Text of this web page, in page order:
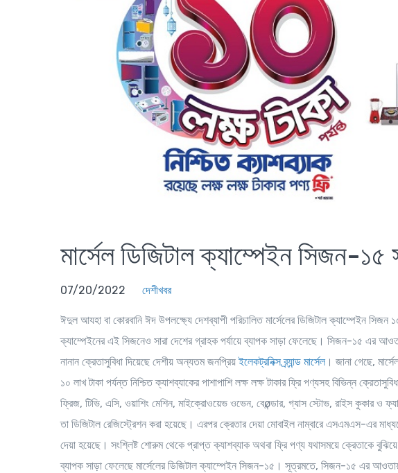
মার্সেল ডিজিটাল ক্যাম্পেইন সিজন-
07/20/2022 দেশীখবর
ঈদুল আযহা বা কোরবানি ঈদ উপলক্ষ্যে দেশব্যাপী পরিচালিত মার্সেলের ডিজিটাল ক্যাম্পেইন
ক্যাম্পেইনের এই সিজনেও সারা দেশের গ্রাহক পর্যায়ে ব্যাপক সাড়া ফেলেছে। সিজন-১৫ এর
নানান ক্রেতাসুবিধা দিয়েছে দেশীয় অন্যতম জনপ্রিয়ইলেকট্রনিক্স ব্র্যান্ড মার্সেল । জানা গেছে,
১০ লাখ টাকা পর্যন্ত নিশ্চিত ক্যাশব্যাকের পাশাপাশি লক্ষ লক্ষ টাকার ফ্রি পণ্যসহ বিভিন্ন
ফ্রিজ, টিভি, এসি, ওয়াশিং মেশিন, মাইক্রোওয়েভ ওভেন, বেøন্ডার, গ্যাস স্টোভ, রাইস কুকার ও
তা ডিজিটাল রেজিস্ট্রেশন করা হয়েছে। এরপর ক্রেতার দেয়া মোবাইল নাম্বারে এসএমএস-এর
দেয়া হয়েছে। সংশ্লিষ্ট শোরুম থেকে প্রাপ্ত ক্যাশব্যাক অথবা ফ্রি পণ্য যথাসময়ে ক্রেতাকে বুঝিয়ে
ব্যাপক সাড়া ফেলেছে মার্সেলের ডিজিটাল ক্যাম্পেইন সিজন-১৫। সূত্রমতে, সিজন-১৫ এর